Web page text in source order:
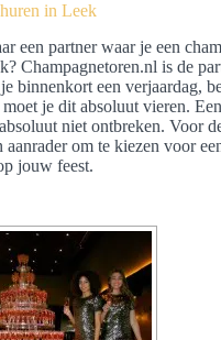
in Leek
een partner waar je een
Champagnetoren.nl is de
binnenkort een verjaardag,
je dit absoluut vieren.
niet ontbreken. Voor
aanrader om te kiezen voor
jouw feest.